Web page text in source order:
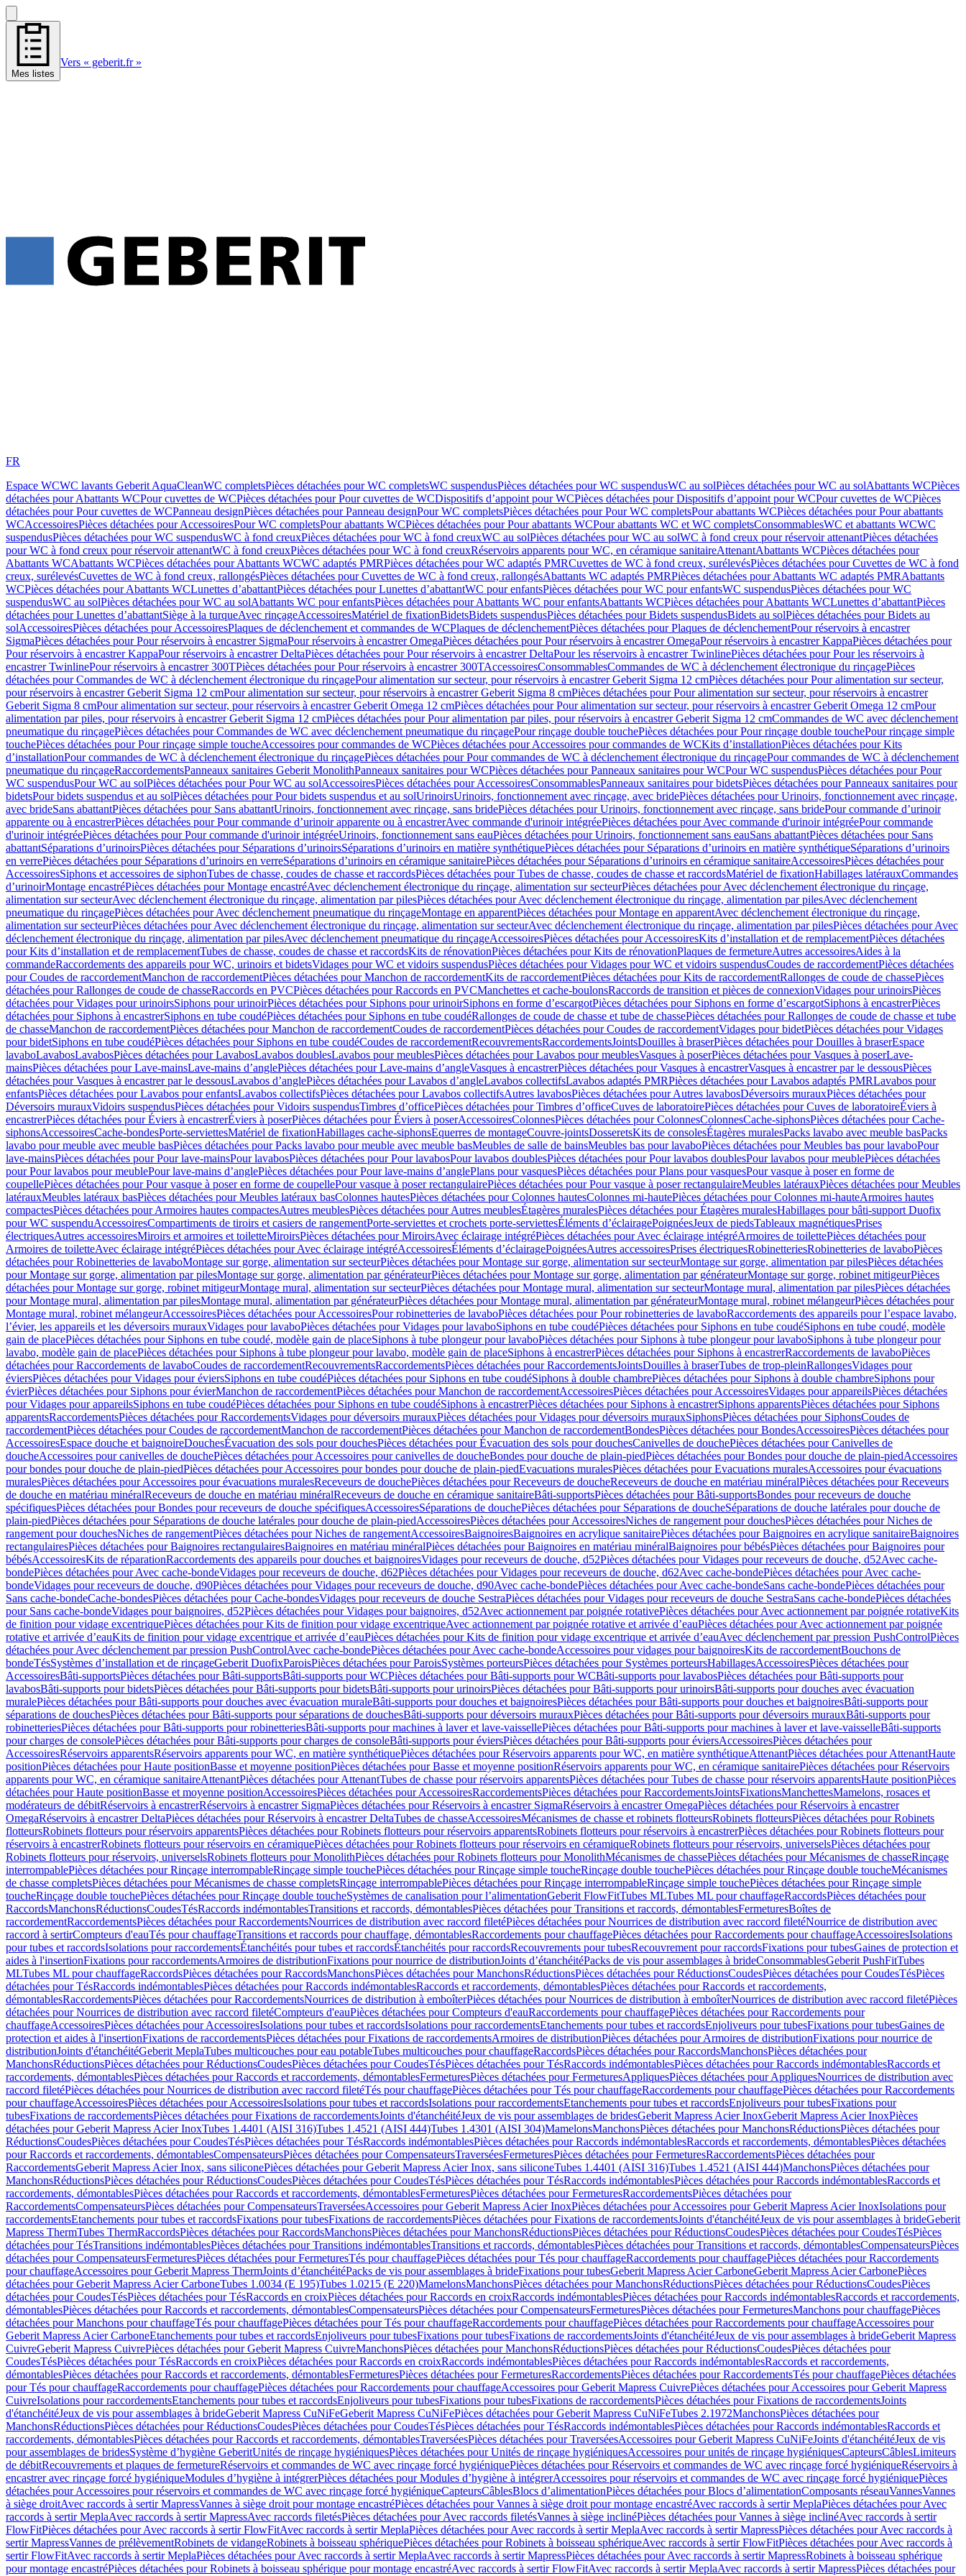
Mes listes
Vers « geberit.fr »
FR
Espace WCWC lavants Geberit AquaCleanWC completsPièces détachées pour WC completsWC suspendusPièces détachées pour WC suspendusWC au solPièces détachées pour WC au solAbattants WCPièces
détachées pour Abattants WCPour cuvettes de WCPièces détachées pour Pour cuvettes de WCDispositifs d’appoint pour WCPièces détachées pour Dispositifs d’appoint pour WCPour cuvettes de WCPièces
détachées pour Pour cuvettes de WCPanneau designPièces détachées pour Panneau designPour WC completsPièces détachées pour Pour WC completsPour abattants WCPièces détachées pour Pour abattants
WCAccessoiresPièces détachées pour AccessoiresPour WC completsPour abattants WCPièces détachées pour Pour abattants WCPour abattants WC et WC completsConsommablesWC et abattants WCWC
suspendusPièces détachées pour WC suspendusWC à fond creuxPièces détachées pour WC à fond creuxWC au solPièces détachées pour WC au solWC à fond creux pour réservoir attenantPièces détachées
pour WC à fond creux pour réservoir attenantWC à fond creuxPièces détachées pour WC à fond creuxRéservoirs apparents pour WC, en céramique sanitaireAttenantAbattants WCPièces détachées pour
Abattants WCAbattants WCPièces détachées pour Abattants WCWC adaptés PMRPièces détachées pour WC adaptés PMRCuvettes de WC à fond creux, surélevésPièces détachées pour Cuvettes de WC à fond
creux, surélevésCuvettes de WC à fond creux, rallongésPièces détachées pour Cuvettes de WC à fond creux, rallongésAbattants WC adaptés PMRPièces détachées pour Abattants WC adaptés PMRAbattants
WCPièces détachées pour Abattants WCLunettes d’abattantPièces détachées pour Lunettes d’abattantWC pour enfantsPièces détachées pour WC pour enfantsWC suspendusPièces détachées pour WC
suspendusWC au solPièces détachées pour WC au solAbattants WC pour enfantsPièces détachées pour Abattants WC pour enfantsAbattants WCPièces détachées pour Abattants WCLunettes d’abattantPièces
détachées pour Lunettes d’abattantSiège à la turqueAvec rinçageAccessoiresMatériel de fixationBidetsBidets suspendusPièces détachées pour Bidets suspendusBidets au solPièces détachées pour Bidets au
solAccessoiresPièces détachées pour AccessoiresPlaques de déclenchement et commandes de WCPlaques de déclenchementPièces détachées pour Plaques de déclenchementPour réservoirs à encastrer
SigmaPièces détachées pour Pour réservoirs à encastrer SigmaPour réservoirs à encastrer OmegaPièces détachées pour Pour réservoirs à encastrer OmegaPour réservoirs à encastrer KappaPièces détachées pour
Pour réservoirs à encastrer KappaPour réservoirs à encastrer DeltaPièces détachées pour Pour réservoirs à encastrer DeltaPour les réservoirs à encastrer TwinlinePièces détachées pour Pour les réservoirs à
encastrer TwinlinePour réservoirs à encastrer 300TPièces détachées pour Pour réservoirs à encastrer 300TAccessoiresConsommablesCommandes de WC à déclenchement électronique du rinçagePièces
détachées pour Commandes de WC à déclenchement électronique du rinçagePour alimentation sur secteur, pour réservoirs à encastrer Geberit Sigma 12 cmPièces détachées pour Pour alimentation sur secteur,
pour réservoirs à encastrer Geberit Sigma 12 cmPour alimentation sur secteur, pour réservoirs à encastrer Geberit Sigma 8 cmPièces détachées pour Pour alimentation sur secteur, pour réservoirs à encastrer
Geberit Sigma 8 cmPour alimentation sur secteur, pour réservoirs à encastrer Geberit Omega 12 cmPièces détachées pour Pour alimentation sur secteur, pour réservoirs à encastrer Geberit Omega 12 cmPour
alimentation par piles, pour réservoirs à encastrer Geberit Sigma 12 cmPièces détachées pour Pour alimentation par piles, pour réservoirs à encastrer Geberit Sigma 12 cmCommandes de WC avec déclenchement
pneumatique du rinçagePièces détachées pour Commandes de WC avec déclenchement pneumatique du rinçagePour rinçage double touchePièces détachées pour Pour rinçage double touchePour rinçage simple
touchePièces détachées pour Pour rinçage simple toucheAccessoires pour commandes de WCPièces détachées pour Accessoires pour commandes de WCKits d’installationPièces détachées pour Kits
d’installationPour commandes de WC à déclenchement électronique du rinçagePièces détachées pour Pour commandes de WC à déclenchement électronique du rinçagePour commandes de WC à déclenchement
pneumatique du rinçageRaccordementsPanneaux sanitaires Geberit MonolithPanneaux sanitaires pour WCPièces détachées pour Panneaux sanitaires pour WCPour WC suspendusPièces détachées pour Pour
WC suspendusPour WC au solPièces détachées pour Pour WC au solAccessoiresPièces détachées pour AccessoiresConsommablesPanneaux sanitaires pour bidetsPièces détachées pour Panneaux sanitaires pour
bidetsPour bidets suspendus et au solPièces détachées pour Pour bidets suspendus et au solUrinoirsUrinoirs, fonctionnement avec rinçage, avec bridePièces détachées pour Urinoirs, fonctionnement avec rinçage,
avec brideSans abattantPièces détachées pour Sans abattantUrinoirs, fonctionnement avec rinçage, sans bridePièces détachées pour Urinoirs, fonctionnement avec rinçage, sans bridePour commande d’urinoir
apparente ou à encastrerPièces détachées pour Pour commande d’urinoir apparente ou à encastrerAvec commande d'urinoir intégréePièces détachées pour Avec commande d'urinoir intégréePour commande
d'urinoir intégréePièces détachées pour Pour commande d'urinoir intégréeUrinoirs, fonctionnement sans eauPièces détachées pour Urinoirs, fonctionnement sans eauSans abattantPièces détachées pour Sans
abattantSéparations d’urinoirsPièces détachées pour Séparations d’urinoirsSéparations d’urinoirs en matière synthétiquePièces détachées pour Séparations d’urinoirs en matière synthétiqueSéparations d’urinoirs
en verrePièces détachées pour Séparations d’urinoirs en verreSéparations d’urinoirs en céramique sanitairePièces détachées pour Séparations d’urinoirs en céramique sanitaireAccessoiresPièces détachées pour
AccessoiresSiphons et accessoires de siphonTubes de chasse, coudes de chasse et raccordsPièces détachées pour Tubes de chasse, coudes de chasse et raccordsMatériel de fixationHabillages latérauxCommandes
dʼurinoirMontage encastréPièces détachées pour Montage encastréAvec déclenchement électronique du rinçage, alimentation sur secteurPièces détachées pour Avec déclenchement électronique du rinçage,
alimentation sur secteurAvec déclenchement électronique du rinçage, alimentation par pilesPièces détachées pour Avec déclenchement électronique du rinçage, alimentation par pilesAvec déclenchement
pneumatique du rinçagePièces détachées pour Avec déclenchement pneumatique du rinçageMontage en apparentPièces détachées pour Montage en apparentAvec déclenchement électronique du rinçage,
alimentation sur secteurPièces détachées pour Avec déclenchement électronique du rinçage, alimentation sur secteurAvec déclenchement électronique du rinçage, alimentation par pilesPièces détachées pour Avec
déclenchement électronique du rinçage, alimentation par pilesAvec déclenchement pneumatique du rinçageAccessoiresPièces détachées pour AccessoiresKits d’installation et de remplacementPièces détachées
pour Kits d’installation et de remplacementTubes de chasse, coudes de chasse et raccordsKits de rénovationPièces détachées pour Kits de rénovationPlaques de fermetureAutres accessoiresAides à la
commandeRaccordements des appareils pour WC, urinoirs et bidetsVidages pour WC et vidoirs suspendusPièces détachées pour Vidages pour WC et vidoirs suspendusCoudes de raccordementPièces détachées
pour Coudes de raccordementManchon de raccordementPièces détachées pour Manchon de raccordementKits de raccordementPièces détachées pour Kits de raccordementRallonges de coude de chassePièces
détachées pour Rallonges de coude de chasseRaccords en PVCPièces détachées pour Raccords en PVCManchettes et cache-boulonsRaccords de transition et pièces de connexionVidages pour urinoirsPièces
détachées pour Vidages pour urinoirsSiphons pour urinoirPièces détachées pour Siphons pour urinoirSiphons en forme d’escargotPièces détachées pour Siphons en forme d’escargotSiphons à encastrerPièces
détachées pour Siphons à encastrerSiphons en tube coudéPièces détachées pour Siphons en tube coudéRallonges de coude de chasse et tube de chassePièces détachées pour Rallonges de coude de chasse et tube
de chasseManchon de raccordementPièces détachées pour Manchon de raccordementCoudes de raccordementPièces détachées pour Coudes de raccordementVidages pour bidetPièces détachées pour Vidages
pour bidetSiphons en tube coudéPièces détachées pour Siphons en tube coudéCoudes de raccordementRecouvrementsRaccordementsJointsDouilles à braserPièces détachées pour Douilles à braserEspace
lavaboLavabosLavabosPièces détachées pour LavabosLavabos doublesLavabos pour meublesPièces détachées pour Lavabos pour meublesVasques à poserPièces détachées pour Vasques à poserLave-
mainsPièces détachées pour Lave-mainsLave-mains d’anglePièces détachées pour Lave-mains d’angleVasques à encastrerPièces détachées pour Vasques à encastrerVasques à encastrer par le dessousPièces
détachées pour Vasques à encastrer par le dessousLavabos d’anglePièces détachées pour Lavabos d’angleLavabos collectifsLavabos adaptés PMRPièces détachées pour Lavabos adaptés PMRLavabos pour
enfantsPièces détachées pour Lavabos pour enfantsLavabos collectifsPièces détachées pour Lavabos collectifsAutres lavabosPièces détachées pour Autres lavabosDéversoirs murauxPièces détachées pour
Déversoirs murauxVidoirs suspendusPièces détachées pour Vidoirs suspendusTimbres dʼofficePièces détachées pour Timbres dʼofficeCuves de laboratoirePièces détachées pour Cuves de laboratoireÉviers à
encastrerPièces détachées pour Éviers à encastrerÉviers à poserPièces détachées pour Éviers à poserAccessoiresColonnesPièces détachées pour ColonnesColonnesCache-siphonsPièces détachées pour Cache-
siphonsAccessoiresCache-bondesPorte-serviettesMatériel de fixationHabillages cache-siphonsEquerres de montageCouvre-jointsDosseretsKits de consolesÉtagères muralesPacks lavabo avec meuble basPacks
lavabo pour meuble avec meuble basPièces détachées pour Packs lavabo pour meuble avec meuble basMeubles de salle de bainsMeubles bas pour lavaboPièces détachées pour Meubles bas pour lavaboPour
lave-mainsPièces détachées pour Pour lave-mainsPour lavabosPièces détachées pour Pour lavabosPour lavabos doublesPièces détachées pour Pour lavabos doublesPour lavabos pour meublePièces détachées
pour Pour lavabos pour meublePour lave-mains d’anglePièces détachées pour Pour lave-mains d’anglePlans pour vasquesPièces détachées pour Plans pour vasquesPour vasque à poser en forme de
coupellePièces détachées pour Pour vasque à poser en forme de coupellePour vasque à poser rectangulairePièces détachées pour Pour vasque à poser rectangulaireMeubles latérauxPièces détachées pour Meubles
latérauxMeubles latéraux basPièces détachées pour Meubles latéraux basColonnes hautesPièces détachées pour Colonnes hautesColonnes mi-hautePièces détachées pour Colonnes mi-hauteArmoires hautes
compactesPièces détachées pour Armoires hautes compactesAutres meublesPièces détachées pour Autres meublesÉtagères muralesPièces détachées pour Étagères muralesHabillages pour bâti-support Duofix
pour WC suspenduAccessoiresCompartiments de tiroirs et casiers de rangementPorte-serviettes et crochets porte-serviettesÉléments d’éclairagePoignéesJeux de piedsTableaux magnétiquesPrises
électriquesAutres accessoiresMiroirs et armoires et toiletteMiroirsPièces détachées pour MiroirsAvec éclairage intégréPièces détachées pour Avec éclairage intégréArmoires de toilettePièces détachées pour
Armoires de toiletteAvec éclairage intégréPièces détachées pour Avec éclairage intégréAccessoiresÉléments d’éclairagePoignéesAutres accessoiresPrises électriquesRobinetteriesRobinetteries de lavaboPièces
détachées pour Robinetteries de lavaboMontage sur gorge, alimentation sur secteurPièces détachées pour Montage sur gorge, alimentation sur secteurMontage sur gorge, alimentation par pilesPièces détachées
pour Montage sur gorge, alimentation par pilesMontage sur gorge, alimentation par générateurPièces détachées pour Montage sur gorge, alimentation par générateurMontage sur gorge, robinet mitigeurPièces
détachées pour Montage sur gorge, robinet mitigeurMontage mural, alimentation sur secteurPièces détachées pour Montage mural, alimentation sur secteurMontage mural, alimentation par pilesPièces détachées
pour Montage mural, alimentation par pilesMontage mural, alimentation par générateurPièces détachées pour Montage mural, alimentation par générateurMontage mural, robinet mélangeurPièces détachées pour
Montage mural, robinet mélangeurAccessoiresPièces détachées pour AccessoiresPour robinetteries de lavaboPièces détachées pour Pour robinetteries de lavaboRaccordements des appareils pour l’espace lavabo,
l’évier, les appareils et les déversoirs murauxVidages pour lavaboPièces détachées pour Vidages pour lavaboSiphons en tube coudéPièces détachées pour Siphons en tube coudéSiphons en tube coudé, modèle
gain de placePièces détachées pour Siphons en tube coudé, modèle gain de placeSiphons à tube plongeur pour lavaboPièces détachées pour Siphons à tube plongeur pour lavaboSiphons à tube plongeur pour
lavabo, modèle gain de placePièces détachées pour Siphons à tube plongeur pour lavabo, modèle gain de placeSiphons à encastrerPièces détachées pour Siphons à encastrerRaccordements de lavaboPièces
détachées pour Raccordements de lavaboCoudes de raccordementRecouvrementsRaccordementsPièces détachées pour RaccordementsJointsDouilles à braserTubes de trop-pleinRallongesVidages pour
éviersPièces détachées pour Vidages pour éviersSiphons en tube coudéPièces détachées pour Siphons en tube coudéSiphons à double chambrePièces détachées pour Siphons à double chambreSiphons pour
évierPièces détachées pour Siphons pour évierManchon de raccordementPièces détachées pour Manchon de raccordementAccessoiresPièces détachées pour AccessoiresVidages pour appareilsPièces détachées
pour Vidages pour appareilsSiphons en tube coudéPièces détachées pour Siphons en tube coudéSiphons à encastrerPièces détachées pour Siphons à encastrerSiphons apparentsPièces détachées pour Siphons
apparentsRaccordementsPièces détachées pour RaccordementsVidages pour déversoirs murauxPièces détachées pour Vidages pour déversoirs murauxSiphonsPièces détachées pour SiphonsCoudes de
raccordementPièces détachées pour Coudes de raccordementManchon de raccordementPièces détachées pour Manchon de raccordementBondesPièces détachées pour BondesAccessoiresPièces détachées pour
AccessoiresEspace douche et baignoireDouchesÉvacuation des sols pour douchesPièces détachées pour Évacuation des sols pour douchesCanivelles de douchePièces détachées pour Canivelles de
doucheAccessoires pour canivelles de douchePièces détachées pour Accessoires pour canivelles de doucheBondes pour douche de plain-piedPièces détachées pour Bondes pour douche de plain-piedAccessoires
pour bondes pour douche de plain-piedPièces détachées pour Accessoires pour bondes pour douche de plain-piedEvacuations muralesPièces détachées pour Evacuations muralesAccessoires pour évacuations
muralesPièces détachées pour Accessoires pour évacuations muralesReceveurs de douchePièces détachées pour Receveurs de doucheReceveurs de douche en matériau minéralPièces détachées pour Receveurs
de douche en matériau minéralReceveurs de douche en matériau minéralReceveurs de douche en céramique sanitaireBâti-supportsPièces détachées pour Bâti-supportsBondes pour receveurs de douche
spécifiquesPièces détachées pour Bondes pour receveurs de douche spécifiquesAccessoiresSéparations de douchePièces détachées pour Séparations de doucheSéparations de douche latérales pour douche de
plain-piedPièces détachées pour Séparations de douche latérales pour douche de plain-piedAccessoiresPièces détachées pour AccessoiresNiches de rangement pour douchesPièces détachées pour Niches de
rangement pour douchesNiches de rangementPièces détachées pour Niches de rangementAccessoiresBaignoiresBaignoires en acrylique sanitairePièces détachées pour Baignoires en acrylique sanitaireBaignoires
rectangulairesPièces détachées pour Baignoires rectangulairesBaignoires en matériau minéralPièces détachées pour Baignoires en matériau minéralBaignoires pour bébésPièces détachées pour Baignoires pour
bébésAccessoiresKits de réparationRaccordements des appareils pour douches et baignoiresVidages pour receveurs de douche, d52Pièces détachées pour Vidages pour receveurs de douche, d52Avec cache-
bondePièces détachées pour Avec cache-bondeVidages pour receveurs de douche, d62Pièces détachées pour Vidages pour receveurs de douche, d62Avec cache-bondePièces détachées pour Avec cache-
bondeVidages pour receveurs de douche, d90Pièces détachées pour Vidages pour receveurs de douche, d90Avec cache-bondePièces détachées pour Avec cache-bondeSans cache-bondePièces détachées pour
Sans cache-bondeCache-bondesPièces détachées pour Cache-bondesVidages pour receveurs de douche SestraPièces détachées pour Vidages pour receveurs de douche SestraSans cache-bondePièces détachées
pour Sans cache-bondeVidages pour baignoires, d52Pièces détachées pour Vidages pour baignoires, d52Avec actionnement par poignée rotativePièces détachées pour Avec actionnement par poignée rotativeKits
de finition pour vidage excentriquePièces détachées pour Kits de finition pour vidage excentriqueAvec actionnement par poignée rotative et arrivée d’eauPièces détachées pour Avec actionnement par poignée
rotative et arrivée d’eauKits de finition pour vidage excentrique et arrivée d’eauPièces détachées pour Kits de finition pour vidage excentrique et arrivée d’eauAvec déclenchement par pression PushControlPièces
détachées pour Avec déclenchement par pression PushControlAvec cache-bondePièces détachées pour Avec cache-bondeAccessoires pour vidages pour baignoiresKits de raccordementBouchons de
bondeTésSystèmes d’installation et de rinçageGeberit DuofixParoisPièces détachées pour ParoisSystèmes porteursPièces détachées pour Systèmes porteursHabillagesAccessoiresPièces détachées pour
AccessoiresBâti-supportsPièces détachées pour Bâti-supportsBâti-supports pour WCPièces détachées pour Bâti-supports pour WCBâti-supports pour lavabosPièces détachées pour Bâti-supports pour
lavabosBâti-supports pour bidetsPièces détachées pour Bâti-supports pour bidetsBâti-supports pour urinoirsPièces détachées pour Bâti-supports pour urinoirsBâti-supports pour douches avec évacuation
muralePièces détachées pour Bâti-supports pour douches avec évacuation muraleBâti-supports pour douches et baignoiresPièces détachées pour Bâti-supports pour douches et baignoiresBâti-supports pour
séparations de douchesPièces détachées pour Bâti-supports pour séparations de douchesBâti-supports pour déversoirs murauxPièces détachées pour Bâti-supports pour déversoirs murauxBâti-supports pour
robinetteriesPièces détachées pour Bâti-supports pour robinetteriesBâti-supports pour machines à laver et lave-vaissellePièces détachées pour Bâti-supports pour machines à laver et lave-vaisselleBâti-supports
pour charges de consolePièces détachées pour Bâti-supports pour charges de consoleBâti-supports pour éviersPièces détachées pour Bâti-supports pour éviersAccessoiresPièces détachées pour
AccessoiresRéservoirs apparentsRéservoirs apparents pour WC, en matière synthétiquePièces détachées pour Réservoirs apparents pour WC, en matière synthétiqueAttenantPièces détachées pour AttenantHaute
positionPièces détachées pour Haute positionBasse et moyenne positionPièces détachées pour Basse et moyenne positionRéservoirs apparents pour WC, en céramique sanitairePièces détachées pour Réservoirs
apparents pour WC, en céramique sanitaireAttenantPièces détachées pour AttenantTubes de chasse pour réservoirs apparentsPièces détachées pour Tubes de chasse pour réservoirs apparentsHaute positionPièces
détachées pour Haute positionBasse et moyenne positionAccessoiresPièces détachées pour AccessoiresRaccordementsPièces détachées pour RaccordementsJointsFixationsManchettesMamelons, rosaces et
modérateurs de débitRéservoirs à encastrerRéservoirs à encastrer SigmaPièces détachées pour Réservoirs à encastrer SigmaRéservoirs à encastrer OmegaPièces détachées pour Réservoirs à encastrer
OmegaRéservoirs à encastrer DeltaPièces détachées pour Réservoirs à encastrer DeltaTubes de chasseAccessoiresMécanismes de chasse et robinets flotteursRobinets flotteursPièces détachées pour Robinets
flotteursRobinets flotteurs pour réservoirs apparentsPièces détachées pour Robinets flotteurs pour réservoirs apparentsRobinets flotteurs pour réservoirs à encastrerPièces détachées pour Robinets flotteurs pour
réservoirs à encastrerRobinets flotteurs pour réservoirs en céramiquePièces détachées pour Robinets flotteurs pour réservoirs en céramiqueRobinets flotteurs pour réservoirs, universelsPièces détachées pour
Robinets flotteurs pour réservoirs, universelsRobinets flotteurs pour MonolithPièces détachées pour Robinets flotteurs pour MonolithMécanismes de chassePièces détachées pour Mécanismes de chasseRinçage
interrompablePièces détachées pour Rinçage interrompableRinçage simple touchePièces détachées pour Rinçage simple toucheRinçage double touchePièces détachées pour Rinçage double toucheMécanismes
de chasse completsPièces détachées pour Mécanismes de chasse completsRinçage interrompablePièces détachées pour Rinçage interrompableRinçage simple touchePièces détachées pour Rinçage simple
toucheRinçage double touchePièces détachées pour Rinçage double toucheSystèmes de canalisation pour l’alimentationGeberit FlowFitTubes MLTubes ML pour chauffageRaccordsPièces détachées pour
RaccordsManchonsRéductionsCoudesTésRaccords indémontablesTransitions et raccords, démontablesPièces détachées pour Transitions et raccords, démontablesFermeturesBoîtes de
raccordementRaccordementsPièces détachées pour RaccordementsNourrices de distribution avec raccord filetéPièces détachées pour Nourrices de distribution avec raccord filetéNourrice de distribution avec
raccord à sertirCompteurs d'eauTés pour chauffageTransitions et raccords pour chauffage, démontablesRaccordements pour chauffagePièces détachées pour Raccordements pour chauffageAccessoiresIsolations
pour tubes et raccordsIsolations pour raccordementsÉtanchéités pour tubes et raccordsÉtanchéités pour raccordsRecouvrements pour tubesRecouvrement pour raccordsFixations pour tubesGaines de protection et
aides à l'insertionFixations pour raccordementsArmoires de distributionFixations pour nourrice de distributionJoints d’étanchéitéPacks de vis pour assemblages à brideConsommablesGeberit PushFitTubes
MLTubes ML pour chauffageRaccordsPièces détachées pour RaccordsManchonsPièces détachées pour ManchonsRéductionsPièces détachées pour RéductionsCoudesPièces détachées pour CoudesTésPièces
détachées pour TésRaccords indémontablesPièces détachées pour Raccords indémontablesRaccords et raccordements, démontablesPièces détachées pour Raccords et raccordements,
démontablesRaccordementsPièces détachées pour RaccordementsNourrices de distribution à emboîterPièces détachées pour Nourrices de distribution à emboîterNourrices de distribution avec raccord filetéPièces
détachées pour Nourrices de distribution avec raccord filetéCompteurs d'eauPièces détachées pour Compteurs d'eauRaccordements pour chauffagePièces détachées pour Raccordements pour
chauffageAccessoiresPièces détachées pour AccessoiresIsolations pour tubes et raccordsIsolations pour raccordementsEtanchements pour tubes et raccordsEnjoliveurs pour tubesFixations pour tubesGaines de
protection et aides à l'insertionFixations de raccordementsPièces détachées pour Fixations de raccordementsArmoires de distributionPièces détachées pour Armoires de distributionFixations pour nourrice de
distributionJoints d'étanchéitéGeberit MeplaTubes multicouches pour eau potableTubes multicouches pour chauffageRaccordsPièces détachées pour RaccordsManchonsPièces détachées pour
ManchonsRéductionsPièces détachées pour RéductionsCoudesPièces détachées pour CoudesTésPièces détachées pour TésRaccords indémontablesPièces détachées pour Raccords indémontablesRaccords et
raccordements, démontablesPièces détachées pour Raccords et raccordements, démontablesFermeturesPièces détachées pour FermeturesAppliquesPièces détachées pour AppliquesNourrices de distribution avec
raccord filetéPièces détachées pour Nourrices de distribution avec raccord filetéTés pour chauffagePièces détachées pour Tés pour chauffageRaccordements pour chauffagePièces détachées pour Raccordements
pour chauffageAccessoiresPièces détachées pour AccessoiresIsolations pour tubes et raccordsIsolations pour raccordementsEtanchements pour tubes et raccordsEnjoliveurs pour tubesFixations pour
tubesFixations de raccordementsPièces détachées pour Fixations de raccordementsJoints d'étanchéitéJeux de vis pour assemblages de bridesGeberit Mapress Acier InoxGeberit Mapress Acier InoxPièces
détachées pour Geberit Mapress Acier InoxTubes 1.4401 (AISI 316)Tubes 1.4521 (AISI 444)Tubes 1.4301 (AISI 304)MamelonsManchonsPièces détachées pour ManchonsRéductionsPièces détachées pour
RéductionsCoudesPièces détachées pour CoudesTésPièces détachées pour TésRaccords indémontablesPièces détachées pour Raccords indémontablesRaccords et raccordements, démontablesPièces détachées
pour Raccords et raccordements, démontablesCompensateursPièces détachées pour CompensateursTraverséesFermeturesPièces détachées pour FermeturesRaccordementsPièces détachées pour
RaccordementsGeberit Mapress Acier Inox, sans siliconePièces détachées pour Geberit Mapress Acier Inox, sans siliconeTubes 1.4401 (AISI 316)Tubes 1.4521 (AISI 444)ManchonsPièces détachées pour
ManchonsRéductionsPièces détachées pour RéductionsCoudesPièces détachées pour CoudesTésPièces détachées pour TésRaccords indémontablesPièces détachées pour Raccords indémontablesRaccords et
raccordements, démontablesPièces détachées pour Raccords et raccordements, démontablesFermeturesPièces détachées pour FermeturesRaccordementsPièces détachées pour
RaccordementsCompensateursPièces détachées pour CompensateursTraverséesAccessoires pour Geberit Mapress Acier InoxPièces détachées pour Accessoires pour Geberit Mapress Acier InoxIsolations pour
raccordementsEtanchements pour tubes et raccordsFixations pour tubesFixations de raccordementsPièces détachées pour Fixations de raccordementsJoints d'étanchéitéJeux de vis pour assemblages à brideGeberit
Mapress ThermTubes ThermRaccordsPièces détachées pour RaccordsManchonsPièces détachées pour ManchonsRéductionsPièces détachées pour RéductionsCoudesPièces détachées pour CoudesTésPièces
détachées pour TésTransitions indémontablesPièces détachées pour Transitions indémontablesTransitions et raccords, démontablesPièces détachées pour Transitions et raccords, démontablesCompensateursPièces
détachées pour CompensateursFermeturesPièces détachées pour FermeturesTés pour chauffagePièces détachées pour Tés pour chauffageRaccordements pour chauffagePièces détachées pour Raccordements
pour chauffageAccessoires pour Geberit Mapress ThermJoints d’étanchéitéPacks de vis pour assemblages à brideFixations pour tubesGeberit Mapress Acier CarboneGeberit Mapress Acier CarbonePièces
détachées pour Geberit Mapress Acier CarboneTubes 1.0034 (E 195)Tubes 1.0215 (E 220)MamelonsManchonsPièces détachées pour ManchonsRéductionsPièces détachées pour RéductionsCoudesPièces
détachées pour CoudesTésPièces détachées pour TésRaccords en croixPièces détachées pour Raccords en croixRaccords indémontablesPièces détachées pour Raccords indémontablesRaccords et raccordements,
démontablesPièces détachées pour Raccords et raccordements, démontablesCompensateursPièces détachées pour CompensateursFermeturesPièces détachées pour FermeturesManchons pour chauffagePièces
détachées pour Manchons pour chauffageTés pour chauffagePièces détachées pour Tés pour chauffageRaccordements pour chauffagePièces détachées pour Raccordements pour chauffageAccessoires pour
Geberit Mapress Acier CarboneEtanchements pour tubes et raccordsEnjoliveurs pour tubesFixations pour tubesFixations de raccordementsJoints d'étanchéitéJeux de vis pour assemblages à brideGeberit Mapress
CuivreGeberit Mapress CuivrePièces détachées pour Geberit Mapress CuivreManchonsPièces détachées pour ManchonsRéductionsPièces détachées pour RéductionsCoudesPièces détachées pour
CoudesTésPièces détachées pour TésRaccords en croixPièces détachées pour Raccords en croixRaccords indémontablesPièces détachées pour Raccords indémontablesRaccords et raccordements,
démontablesPièces détachées pour Raccords et raccordements, démontablesFermeturesPièces détachées pour FermeturesRaccordementsPièces détachées pour RaccordementsTés pour chauffagePièces détachées
pour Tés pour chauffageRaccordements pour chauffagePièces détachées pour Raccordements pour chauffageAccessoires pour Geberit Mapress CuivrePièces détachées pour Accessoires pour Geberit Mapress
CuivreIsolations pour raccordementsEtanchements pour tubes et raccordsEnjoliveurs pour tubesFixations pour tubesFixations de raccordementsPièces détachées pour Fixations de raccordementsJoints
d'étanchéitéJeux de vis pour assemblages à brideGeberit Mapress CuNiFeGeberit Mapress CuNiFePièces détachées pour Geberit Mapress CuNiFeTubes 2.1972ManchonsPièces détachées pour
ManchonsRéductionsPièces détachées pour RéductionsCoudesPièces détachées pour CoudesTésPièces détachées pour TésRaccords indémontablesPièces détachées pour Raccords indémontablesRaccords et
raccordements, démontablesPièces détachées pour Raccords et raccordements, démontablesTraverséesPièces détachées pour TraverséesAccessoires pour Geberit Mapress CuNiFeJoints d'étanchéitéJeux de vis
pour assemblages de bridesSystème d’hygiène GeberitUnités de rinçage hygiéniquesPièces détachées pour Unités de rinçage hygiéniquesAccessoires pour unités de rinçage hygiéniquesCapteursCâblesLimiteurs
de débitRecouvrements et plaques de fermetureRéservoirs et commandes de WC avec rinçage forcé hygiéniquePièces détachées pour Réservoirs et commandes de WC avec rinçage forcé hygiéniqueRéservoirs à
encastrer avec rinçage forcé hygiéniqueModules d’hygiène à intégrerPièces détachées pour Modules d’hygiène à intégrerAccessoires pour réservoirs et commandes de WC avec rinçage forcé hygiéniquePièces
détachées pour Accessoires pour réservoirs et commandes de WC avec rinçage forcé hygiéniqueCapteursCâblesBlocs d’alimentationPièces détachées pour Blocs d’alimentationComposants réseauVannesVannes
à siège droitAvec raccords à sertir MapressVannes à siège droit pour montage encastréPièces détachées pour Vannes à siège droit pour montage encastréAvec raccords à sertir MeplaPièces détachées pour Avec
raccords à sertir MeplaAvec raccords à sertir MapressAvec raccords filetésPièces détachées pour Avec raccords filetésVannes à siège inclinéPièces détachées pour Vannes à siège inclinéAvec raccords à sertir
FlowFitPièces détachées pour Avec raccords à sertir FlowFitAvec raccords à sertir MeplaPièces détachées pour Avec raccords à sertir MeplaAvec raccords à sertir MapressPièces détachées pour Avec raccords à
sertir MapressVannes de prélèvementRobinets de vidangeRobinets à boisseau sphériquePièces détachées pour Robinets à boisseau sphériqueAvec raccords à sertir FlowFitPièces détachées pour Avec raccords à
sertir FlowFitAvec raccords à sertir MeplaPièces détachées pour Avec raccords à sertir MeplaAvec raccords à sertir MapressPièces détachées pour Avec raccords à sertir MapressRobinets à boisseau sphérique
pour montage encastréPièces détachées pour Robinets à boisseau sphérique pour montage encastréAvec raccords à sertir FlowFitAvec raccords à sertir MeplaAvec raccords à sertir MapressPièces détachées pour